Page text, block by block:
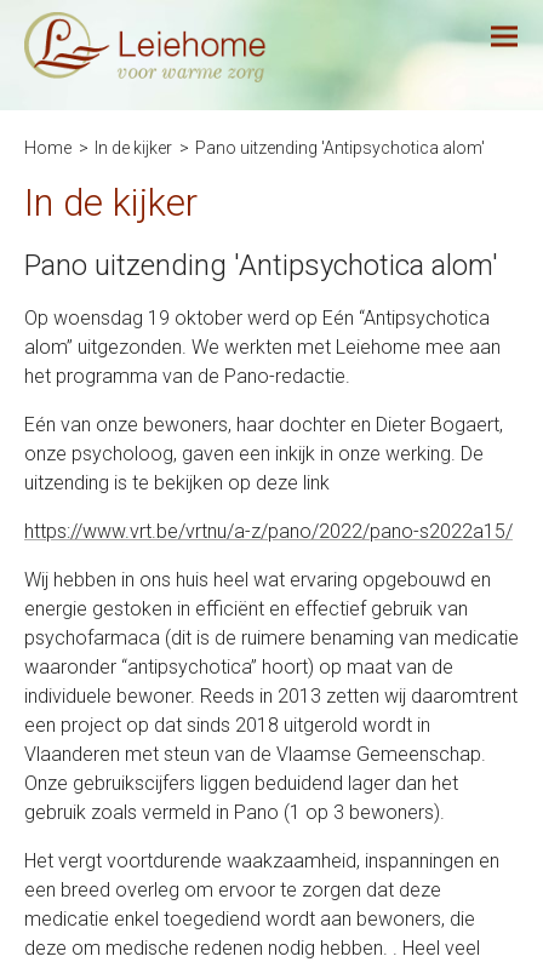
Home In de kijker Pano uitzending 'Antipsychotica alom'
In de kijker
Pano uitzending 'Antipsychotica alom'
Op woensdag 19 oktober werd op Eén “Antipsychotica
alom” uitgezonden. We werkten met Leiehome mee aan
het programma van de Pano-redactie.
Eén van onze bewoners, haar dochter en Dieter Bogaert,
onze psycholoog, gaven een inkijk in onze werking. De
uitzending is te bekijken op deze link
https://www.vrt.be/vrtnu/a-z/pano/2022/pano-s2022a15/
Wij hebben in ons huis heel wat ervaring opgebouwd en
energie gestoken in efficiënt en effectief gebruik van
psychofarmaca (dit is de ruimere benaming van medicatie
waaronder “antipsychotica” hoort) op maat van de
individuele bewoner. Reeds in 2013 zetten wij daaromtrent
een project op dat sinds 2018 uitgerold wordt in
Vlaanderen met steun van de Vlaamse Gemeenschap.
Onze gebruikscijfers liggen beduidend lager dan het
gebruik zoals vermeld in Pano (1 op 3 bewoners).
Het vergt voortdurende waakzaamheid, inspanningen en
een breed overleg om ervoor te zorgen dat deze
medicatie enkel toegediend wordt aan bewoners, die
deze om medische redenen nodig hebben. . Heel veel